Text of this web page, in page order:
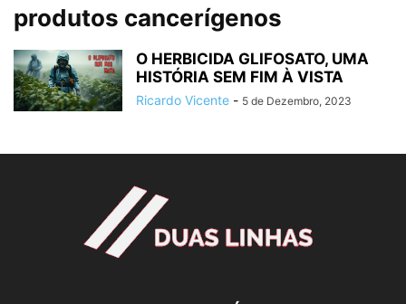
produtos cancerígenos
O HERBICIDA GLIFOSATO, UMA
HISTÓRIA SEM FIM À VISTA
Ricardo Vicente - 5 de Dezembro, 2023